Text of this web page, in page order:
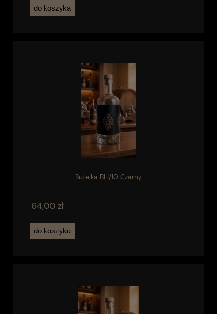
do koszyka
Butelka BL1/10 Czarny
64,00 zł
do koszyka